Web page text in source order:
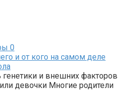
0
и от кого на самом деле
и внешних факторов
девочки Многие родители